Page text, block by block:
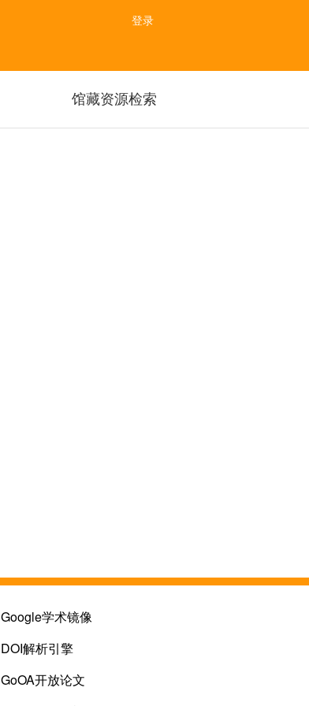
登录
馆藏资源检索
链接col-4
Google学术镜像
DOI解析引擎
GoOA开放论文